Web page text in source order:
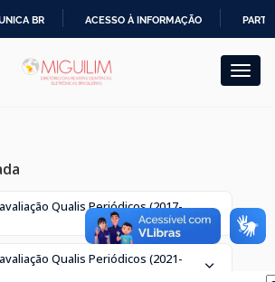
PARA
O
BR ACESSO À INFORMAÇÃO
Qualis Periódicos (2017-
Qualis Periódicos (2021-